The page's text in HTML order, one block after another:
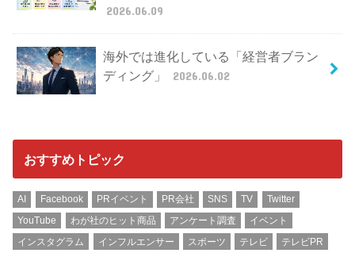
2026.06.09
海外では進化している「経営者ブラン
ディング」
2026.06.02
おすすめトピック
AI Facebook PRイベント PR会社 SNS TV
Twitter
YouTube
わが社のヒット商品 アンケート調査
イベント
インスタグラム
インフルエンサー スポーツ テレビ
テレビPR